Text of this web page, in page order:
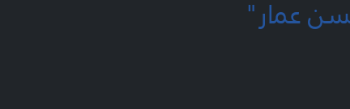
عمار"